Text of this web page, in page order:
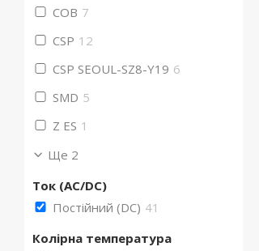
COB 7
CSP 12
CSP SEOUL-SZ8-Y19 6
SMD 5
Z ES 1
Ще 2
Ток (AC/DC)
Постійний (DC) 41
Колірна температура